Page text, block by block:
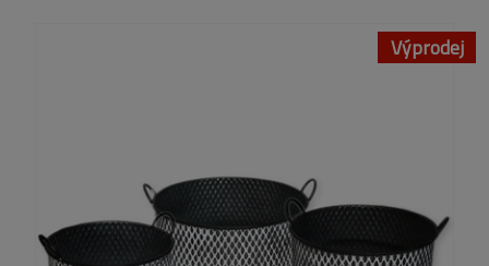
Výprodej